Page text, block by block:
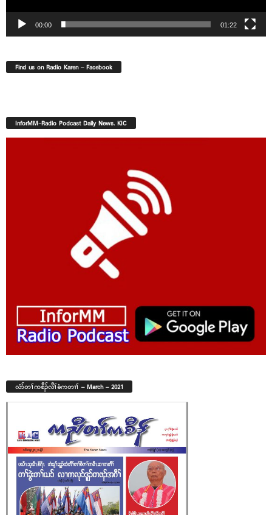
00:00 01:22
Find us on Radio Karen – Facebook
InforMM-Radio Podcast Daily News. KIC
လံာ်တၢ်ကစီၣ်လီၢ်ခံကတၢၢ် – March – 2021